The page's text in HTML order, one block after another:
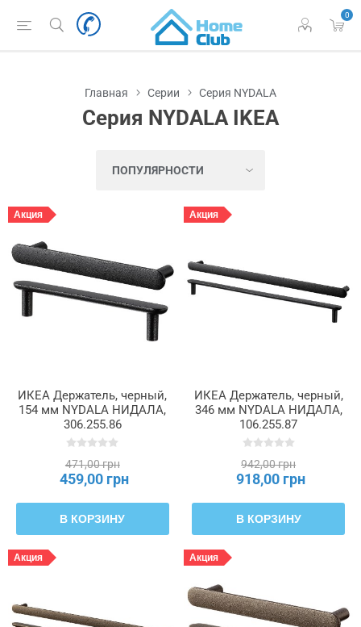
0
Главная Серии Серия NYDALA
Серия NYDALA IKEA
Акция
ИКЕА Держатель, черный,
154 мм NYDALA НИДАЛА,
306.255.86
471,00 грн
459,00 грн
В КОРЗИНУ
Акция
ИКЕА Держатель, черный,
346 мм NYDALA НИДАЛА,
106.255.87
942,00 грн
918,00 грн
В КОРЗИНУ
Акция Акция